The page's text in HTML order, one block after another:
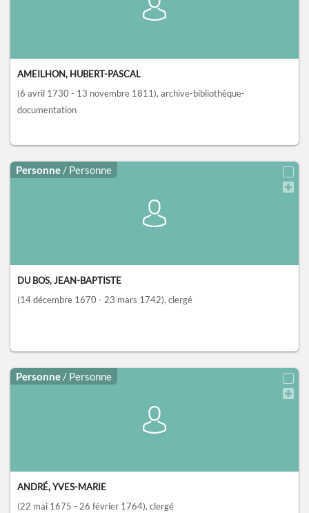
AMEILHON, HUBERT-PASCAL
(6 avril 1730 - 13 novembre 1811), archive-bibliothèque-
documentation
Personne / Personne
DU BOS, JEAN-BAPTISTE
(14 décembre 1670 - 23 mars 1742), clergé
Personne / Personne
ANDRÉ, YVES-MARIE
(22 mai 1675 - 26 février 1764), clergé